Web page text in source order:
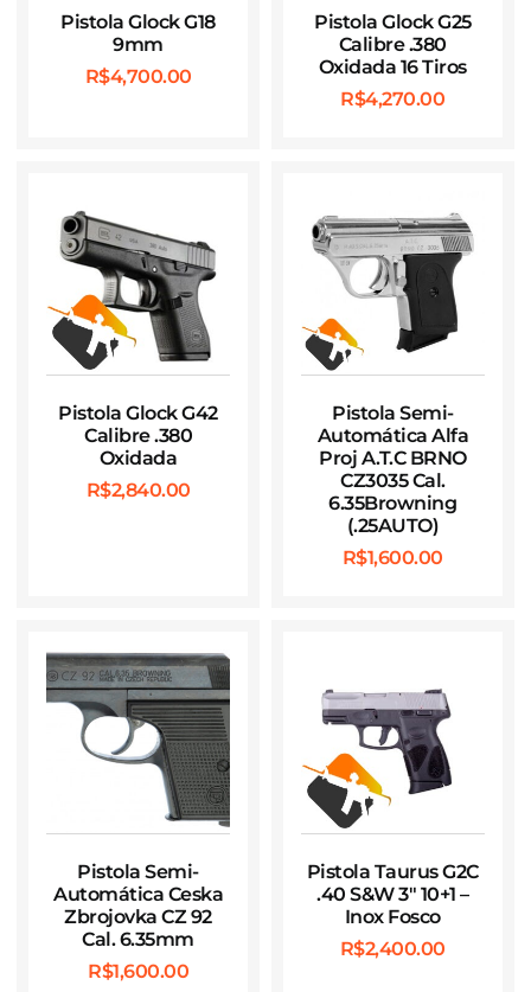
Pistola Glock G18
9mm
R$4,700.00
Pistola Glock G25
Calibre .380
Oxidada 16 Tiros
R$4,270.00
Pistola Glock G42
Calibre .380
Oxidada
R$2,840.00
Pistola Semi-
Automática Alfa
Proj A.T.C BRNO
CZ3035 Cal.
6.35Browning
(.25AUTO)
R$1,600.00
Pistola Semi-
Automática Ceska
Zbrojovka CZ 92
Cal. 6.35mm
R$1,600.00
Pistola Taurus G2C
.40 S&W 3″ 10+1 –
Inox Fosco
R$2,400.00